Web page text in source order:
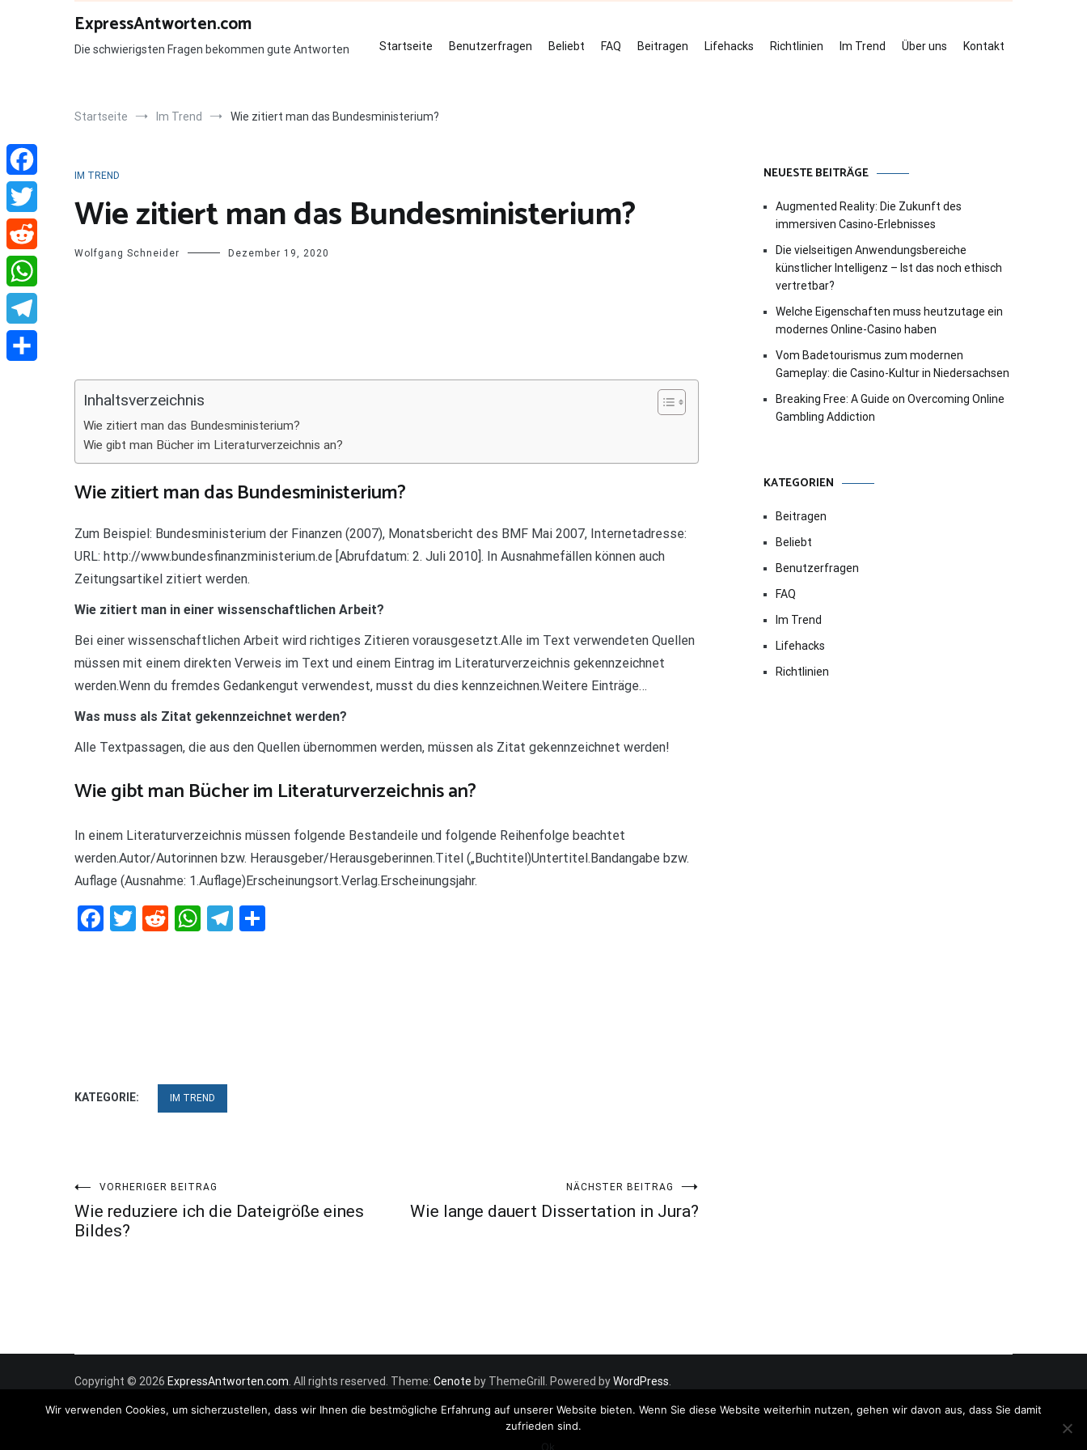
ExpressAntworten.com
Die schwierigsten Fragen bekommen gute Antworten Startseite Benutzerfragen Beliebt FAQ Beitragen Lifehacks Richtlinien Im Trend Über uns Kontakt
Startseite Im Trend Wie zitiert man das Bundesministerium?
IM TREND
Wie zitiert man das Bundesministerium?
Wolfgang Schneider Dezember 19, 2020
Inhaltsverzeichnis
Wie zitiert man das Bundesministerium?
Wie gibt man Bücher im Literaturverzeichnis an?
Wie zitiert man das Bundesministerium?
Zum Beispiel: Bundesministerium der Finanzen (2007), Monatsbericht des BMF Mai 2007, Internetadresse:
URL: http://www.bundesfinanzministerium.de [Abrufdatum: 2. Juli 2010]. In Ausnahmefällen können auch
Zeitungsartikel zitiert werden.
Wie zitiert man in einer wissenschaftlichen Arbeit?
Bei einer wissenschaftlichen Arbeit wird richtiges Zitieren vorausgesetzt.Alle im Text verwendeten Quellen
müssen mit einem direkten Verweis im Text und einem Eintrag im Literaturverzeichnis gekennzeichnet
werden.Wenn du fremdes Gedankengut verwendest, musst du dies kennzeichnen.Weitere Einträge…
Was muss als Zitat gekennzeichnet werden?
Alle Textpassagen, die aus den Quellen übernommen werden, müssen als Zitat gekennzeichnet werden!
Wie gibt man Bücher im Literaturverzeichnis an?
In einem Literaturverzeichnis müssen folgende Bestandeile und folgende Reihenfolge beachtet
werden.Autor/Autorinnen bzw. Herausgeber/Herausgeberinnen.Titel („Buchtitel)Untertitel.Bandangabe bzw.
Auflage (Ausnahme: 1.Auflage)Erscheinungsort.Verlag.Erscheinungsjahr.
Facebook
Twitter
RedditWhatsApp
Telegram
KATEGORIE: IM TREND
Beitragsnavigation
VORHERIGER BEITRAG
Wie reduziere ich die Dateigröße eines
Bildes?
NÄCHSTER BEITRAG
Wie lange dauert Dissertation in Jura?
NEUESTE BEITRÄGE
Augmented Reality: Die Zukunft des
immersiven Casino-Erlebnisses
Die vielseitigen Anwendungsbereiche
künstlicher Intelligenz – Ist das noch ethisch
vertretbar?
Welche Eigenschaften muss heutzutage ein
modernes Online-Casino haben
Vom Badetourismus zum modernen
Gameplay: die Casino-Kultur in Niedersachsen
Breaking Free: A Guide on Overcoming Online
Gambling Addiction
KATEGORIEN
Beitragen
Beliebt
Benutzerfragen
FAQ
Im Trend
Lifehacks
Richtlinien
Copyright © 2026 ExpressAntworten.com . All rights reserved. Theme: Cenote by ThemeGrill. Powered byWordPress
Facebook
Twitter
Reddit
WhatsApp
Telegram
Wir verwenden Cookies, um sicherzustellen, dass wir Ihnen die bestmögliche Erfahrung auf unserer Website bieten. Wenn Sie diese Website weiterhin nutzen, gehen wir davon aus, dass Sie damit
zufrieden sind.
Ok